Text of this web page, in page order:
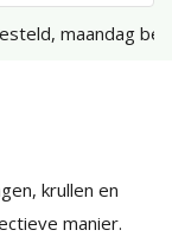
bezorgd*
krullen en
manier.